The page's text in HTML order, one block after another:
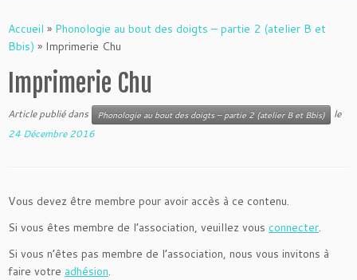
au
contenu
Accueil » Phonologie au bout des doigts – partie 2 (atelier B et
Bbis) » Imprimerie Chu
Imprimerie Chu
Article publié dans Phonologie au bout des doigts – partie 2 (atelier B et Bbis)
le
24 Décembre 2016
Vous devez être membre pour avoir accès à ce contenu.
Si vous êtes membre de l’association, veuillez vous connecter.
Si vous n’êtes pas membre de l’association, nous vous invitons à
faire votre adhésion.